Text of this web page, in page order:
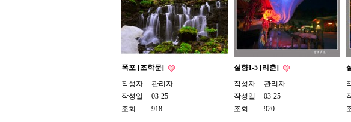
폭포 [조학문]
작성자
관리자
작성일
03-25
조회
918
설향1-5 [리춘]
작성자
관리자
작성일
03-25
조회
920